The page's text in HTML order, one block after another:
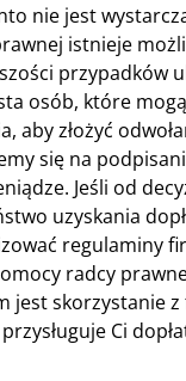
nie jest
istnieje
przypadków
osób, które
złożyć
się na
Jeśli od
uzyskania
regulaminy
radcy
jest skorzystanie
Ci